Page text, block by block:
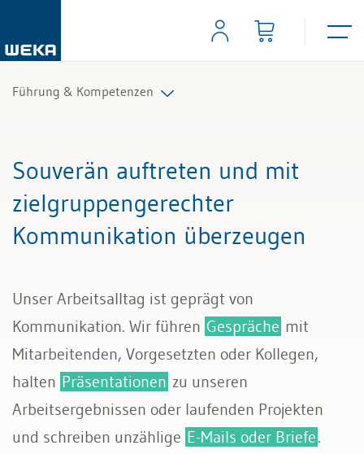
Führung & Kompetenzen
Selbstmanagement
Kommunikation und Auftritt
Souverän auftreten und mit
zielgruppengerechter
Kommunikation überzeugen
Unser Arbeitsalltag ist geprägt von
Kommunikation. Wir führen Gespräche mit
Mitarbeitenden, Vorgesetzten oder Kollegen,
halten Präsentationen zu unseren
Arbeitsergebnissen oder laufenden Projekten
und schreiben unzählige E-Mails oder Briefe.